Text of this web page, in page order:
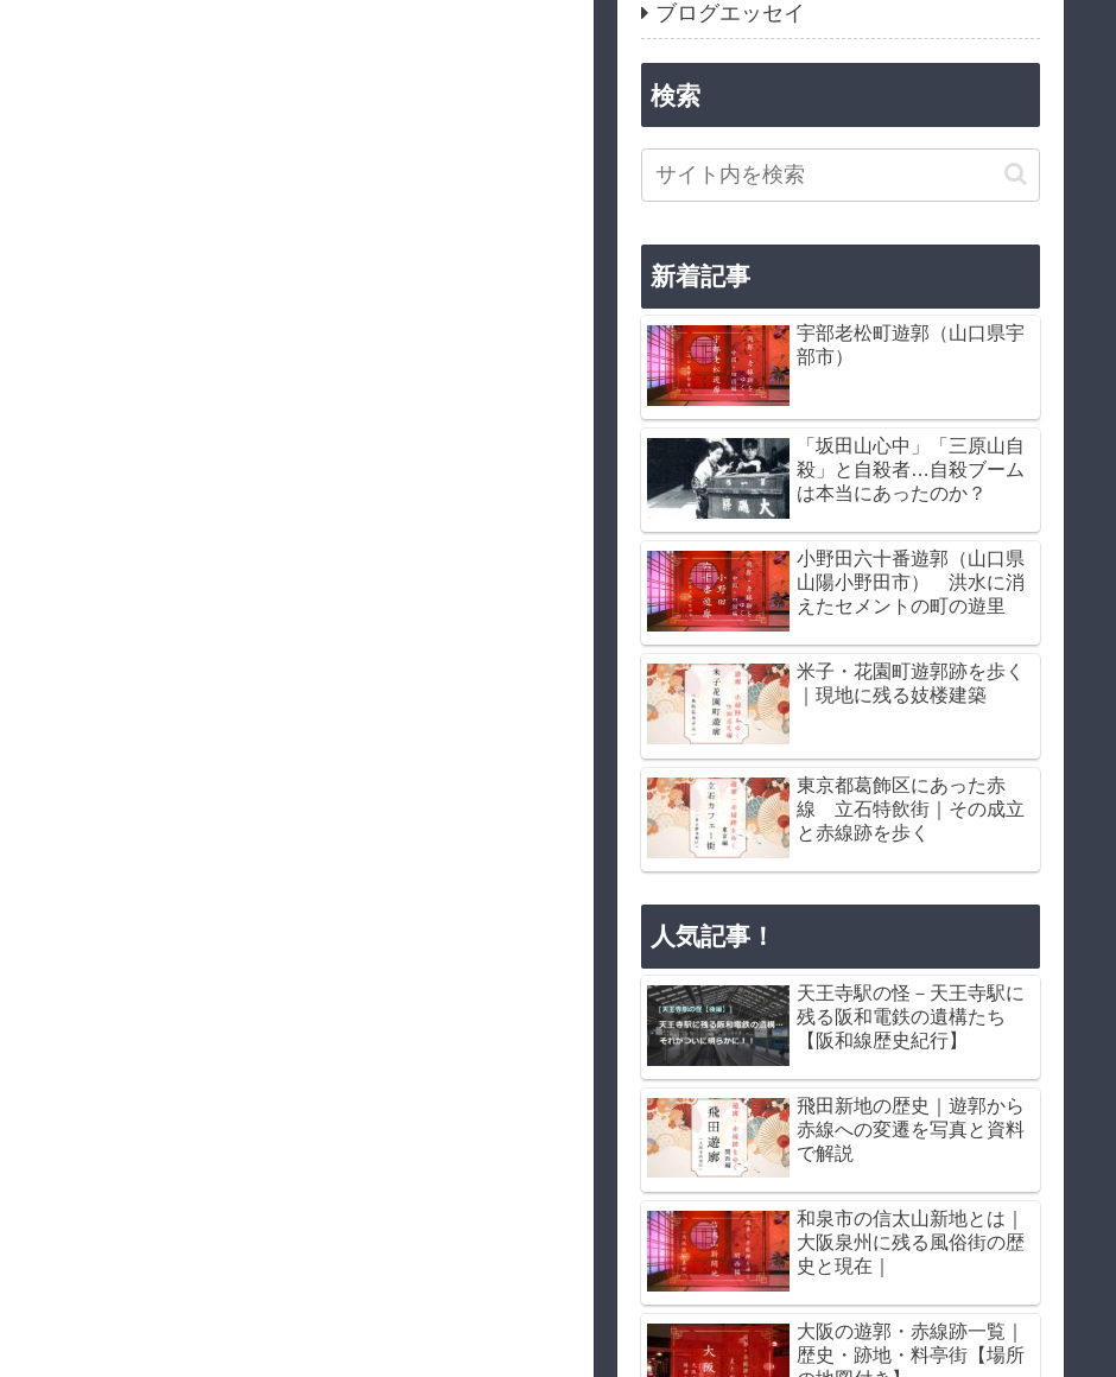
ブログエッセイ
検索
新着記事
宇部老松町遊郭（山口県宇
部市）
「坂田山心中」「三原山自
殺」と自殺者…自殺ブーム
は本当にあったのか？
小野田六十番遊郭（山口県
山陽小野田市） 洪水に消
えたセメントの町の遊里
米子・花園町遊郭跡を歩く
｜現地に残る妓楼建築
東京都葛飾区にあった赤
線 立石特飲街｜その成立
と赤線跡を歩く
人気記事！
天王寺駅の怪－天王寺駅に
残る阪和電鉄の遺構たち
【阪和線歴史紀行】
飛田新地の歴史｜遊郭から
赤線への変遷を写真と資料
で解説
和泉市の信太山新地とは｜
大阪泉州に残る風俗街の歴
史と現在｜
大阪の遊郭・赤線跡一覧｜
歴史・跡地・料亭街【場所